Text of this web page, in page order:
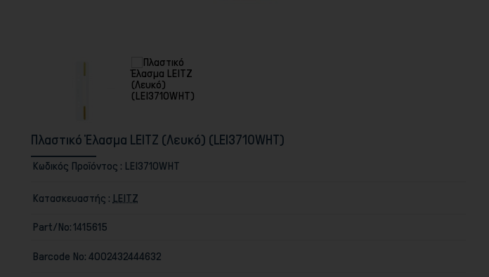
Πλαστικό Έλασμα LEITZ (Λευκό) (LEI3710WHT)
Κωδικός Προϊόντος : LEI3710WHT
Κατασκευαστής : LEITZ
Part/No:1415615
Barcode No: 4002432444632